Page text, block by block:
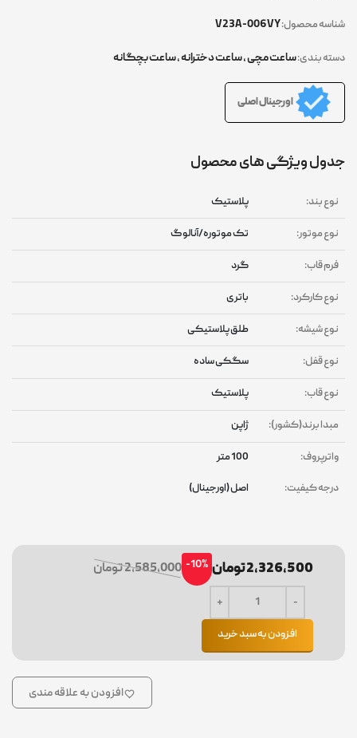
شناسه محصول:
دسته بندی:ساعت مچی,ساعت دخترانه,ساعت بچگانه
اورجینال اصلی
جدول ویژگی های محصول
نوع بند: پلاستیک
نوع موتور: تک موتوره/آنالوگ
فرم قاب: گرد
نوع کارکرد: باتری
نوع شیشه: طلق پلاستیکی
نوع قفل: سگکی ساده
نوع قاب: پلاستیک
مبدا برند(کشور): ژاپن
واترپروف: 100 متر
درجه کیفیت: اصل (اورجینال)
2,326,500 تومان -10% 2,585,000 تومان
افزودن به سبد خرید
افزودن به علاقه مندی